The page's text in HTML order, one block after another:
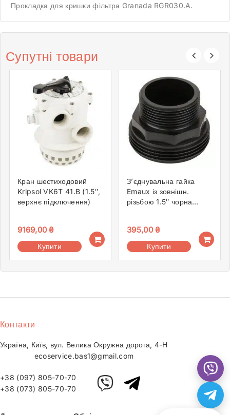
Прокладка для кришки фільтра Granada RGR030.A.
Супутні товари
Кран шестиходовий
Kripsol VK6T 41.B (1.5″,
верхнє підключення)
9169,00₴
Купити
З’єднувальна гайка
Emaux із зовнішн.
різьбою 1.5″ чорна
395,00₴
Купити
Контакти
Україна, Київ, вул. Велика Окружна дорога, 4-Н
ecoservice.bas1@gmail.com
+38 (097) 805-70-70
+38 (073) 805-70-70